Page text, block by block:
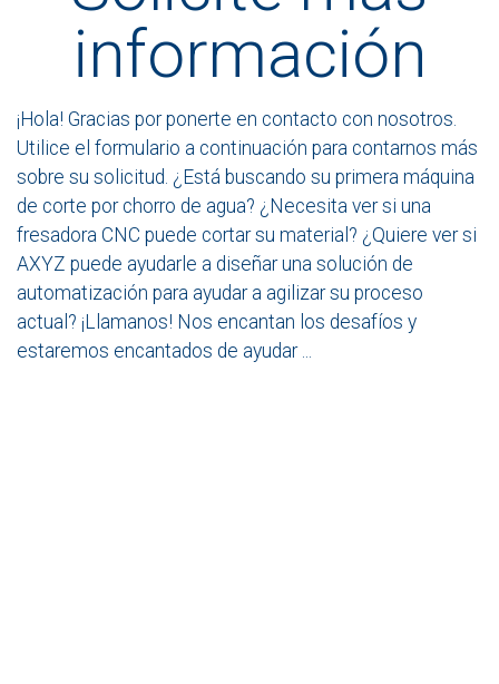
información
¡Hola! Gracias por ponerte en contacto con nosotros.
Utilice el formulario a continuación para contarnos más
sobre su solicitud. ¿Está buscando su primera máquina
de corte por chorro de agua? ¿Necesita ver si una
fresadora CNC puede cortar su material? ¿Quiere ver si
AXYZ puede ayudarle a diseñar una solución de
automatización para ayudar a agilizar su proceso
actual? ¡Llamanos! Nos encantan los desafíos y
estaremos encantados de ayudar ...